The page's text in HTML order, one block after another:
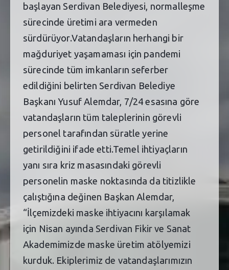
başlayan Serdivan Belediyesi, normalleşme
sürecinde üretimi ara vermeden
sürdürüyor.Vatandaşların herhangi bir
mağduriyet yaşamaması için pandemi
sürecinde tüm imkanların seferber
edildiğini belirten Serdivan Belediye
Başkanı Yusuf Alemdar, 7/24 esasına göre
vatandaşların tüm taleplerinin görevli
personel tarafından süratle yerine
getirildiğini ifade etti.Temel ihtiyaçların
yanı sıra kriz masasındaki görevli
personelin maske noktasında da titizlikle
çalıştığına değinen Başkan Alemdar,
“İlçemizdeki maske ihtiyacını karşılamak
için Nisan ayında Serdivan Fikir ve Sanat
Akademimizde maske üretim atölyemizi
kurduk. Ekiplerimiz de vatandaşlarımızın